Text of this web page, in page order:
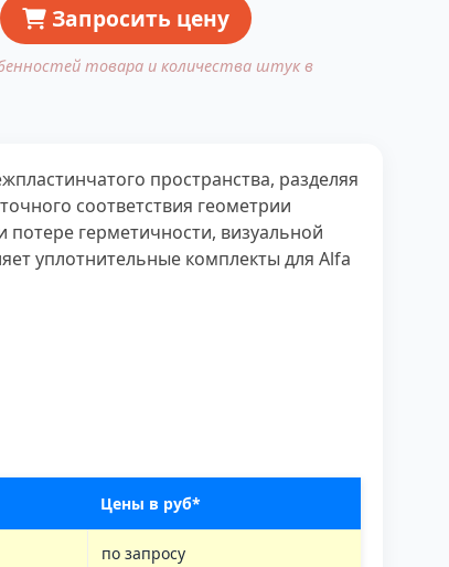
Запросить цену
товара и количества штук в
пространства, разделяя
соответствия геометрии
потере герметичности, визуальной
уплотнительные комплекты для Alfa
Цены в руб*
по запросу